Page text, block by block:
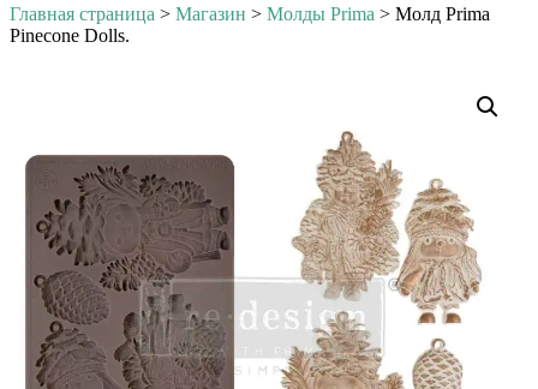
Главная страница > Магазин > Молды Prima > Молд Prima
Pinecone Dolls.